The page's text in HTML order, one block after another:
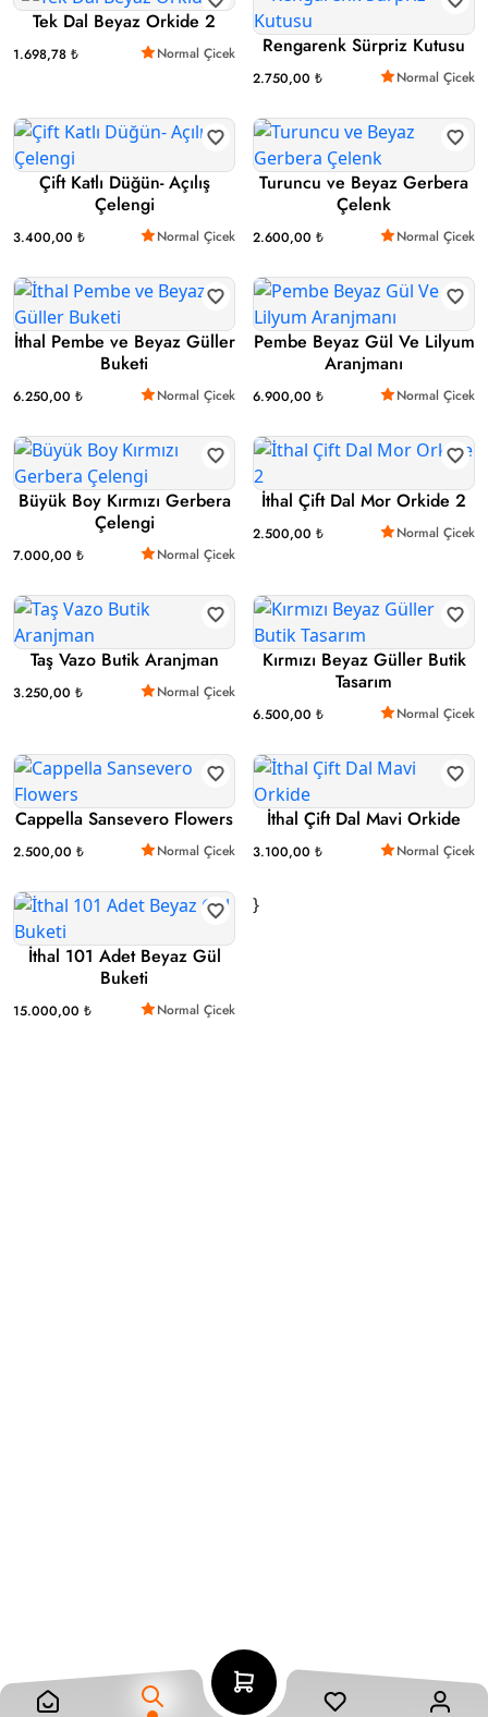
Tek Dal Beyaz Orkide 2
1.698,78 ₺ Normal Çicek Rengarenk Sürpriz Kutusu
2.750,00 ₺ Normal Çicek
Çift Katlı Düğün- Açılış
Çelengi
3.400,00 ₺ Normal Çicek
Turuncu ve Beyaz Gerbera
Çelenk
2.600,00 ₺ Normal Çicek
İthal Pembe ve Beyaz Güller
Buketi
6.250,00 ₺ Normal Çicek
Pembe Beyaz Gül Ve Lilyum
Aranjmanı
6.900,00 ₺ Normal Çicek
Büyük Boy Kırmızı Gerbera
Çelengi
7.000,00 ₺ Normal Çicek
İthal Çift Dal Mor Orkide 2
2.500,00 ₺ Normal Çicek
Taş Vazo Butik Aranjman
3.250,00 ₺ Normal Çicek
Kırmızı Beyaz Güller Butik
Tasarım
6.500,00 ₺ Normal Çicek
Cappella Sansevero Flowers
2.500,00 ₺ Normal Çicek
İthal Çift Dal Mavi Orkide
3.100,00 ₺ Normal Çicek
İthal 101 Adet Beyaz Gül
Buketi
15.000,00 ₺ Normal Çicek
}